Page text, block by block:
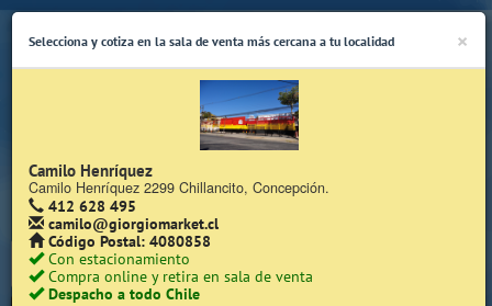
(Whatsapp Sólo de Lunes a Viernes de 08:15 a 17:45)
×
Selecciona y cotiza en la sala de venta más cercana a tu localidad
Camilo Henríquez
Camilo Henríquez 2299 Chillancito, Concepción.
412 628 495
camilo@giorgiomarket.cl
Código Postal: 4080858
Con estacionamiento
Compra online y retira en sala de venta
Despacho a todo Chile